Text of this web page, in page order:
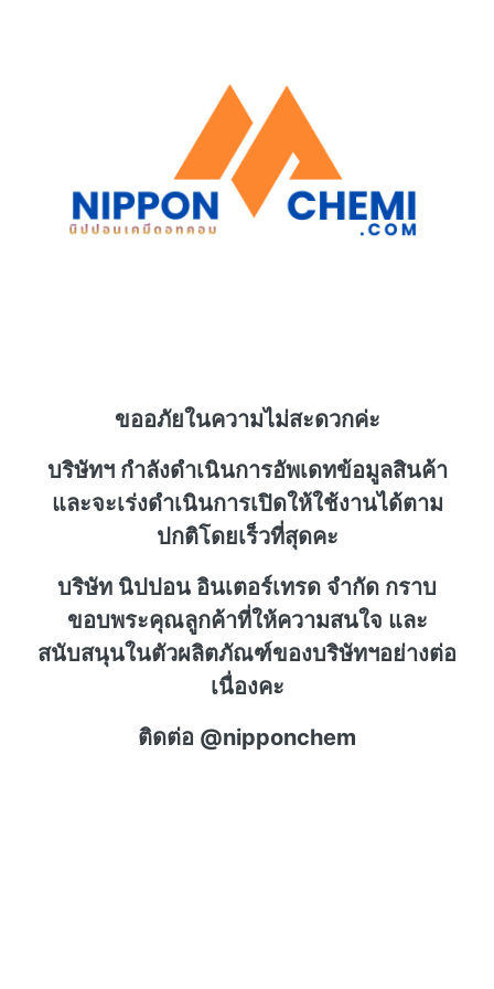
ขออภัยในความไม่สะดวกค่ะ
บริษัทฯ กำลังดำเนินการอัพเดทข้อมูลสินค้า
และจะเร่งดำเนินการเปิดให้ใช้งานได้ตาม
ปกติโดยเร็วที่สุดคะ
บริษัท นิปปอน อินเตอร์เทรด จำกัด กราบ
ขอบพระคุณลูกค้าที่ให้ความสนใจ และ
สนับสนุนในตัวผลิตภัณฑ์ของบริษัทฯอย่างต่อ
เนื่องคะ
ติดต่อ @nipponchem